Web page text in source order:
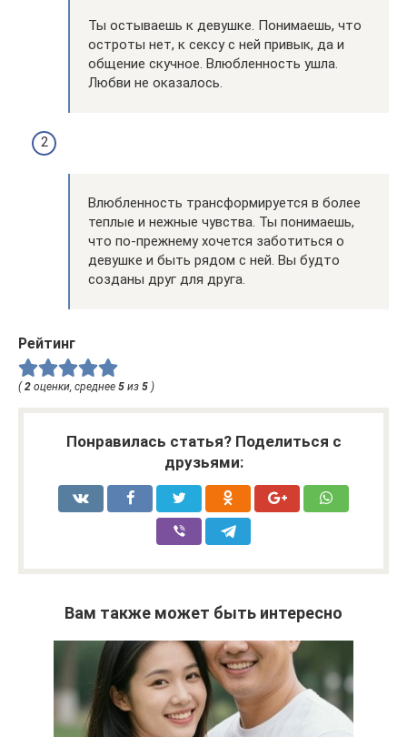
Ты остываешь к девушке. Понимаешь, что
остроты нет, к сексу с ней привык, да и
общение скучное. Влюбленность ушла.
Любви не оказалось.
Влюбленность трансформируется в более
теплые и нежные чувства. Ты понимаешь,
что по-прежнему хочется заботиться о
девушке и быть рядом с ней. Вы будто
созданы друг для друга.
Рейтинг
( 2 оценки, среднее 5 из 5 )
Понравилась статья? Поделиться с
друзьями:
Вам также может быть интересно